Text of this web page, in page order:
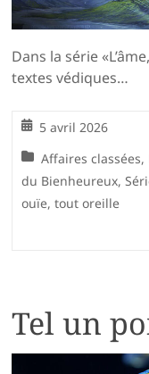
Dans la série
textes védiques…
5 avril 2026
Affaires classées,
du Bienheureux,
ouïe, tout oreille
Tel un